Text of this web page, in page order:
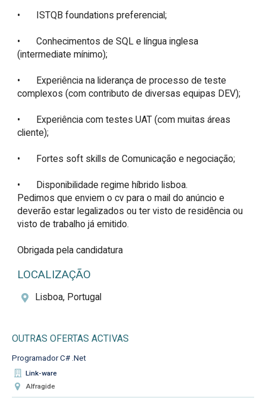
•	ISTQB foundations preferencial;
•	Conhecimentos de SQL e língua inglesa
(intermediate mínimo);
•	Experiência na liderança de processo de teste
complexos (com contributo de diversas equipas DEV);
•	Experiência com testes UAT (com muitas áreas
cliente);
•	Fortes soft skills de Comunicação e negociação;
•	Disponibilidade regime híbrido lisboa.
Pedimos que enviem o cv para o mail do anúncio e
deverão estar legalizados ou ter visto de residência ou
visto de trabalho já emitido.
Obrigada pela candidatura
LOCALIZAÇÃO
Lisboa, Portugal
OUTRAS OFERTAS ACTIVAS
Programador C# .Net
Link-ware
Alfragide